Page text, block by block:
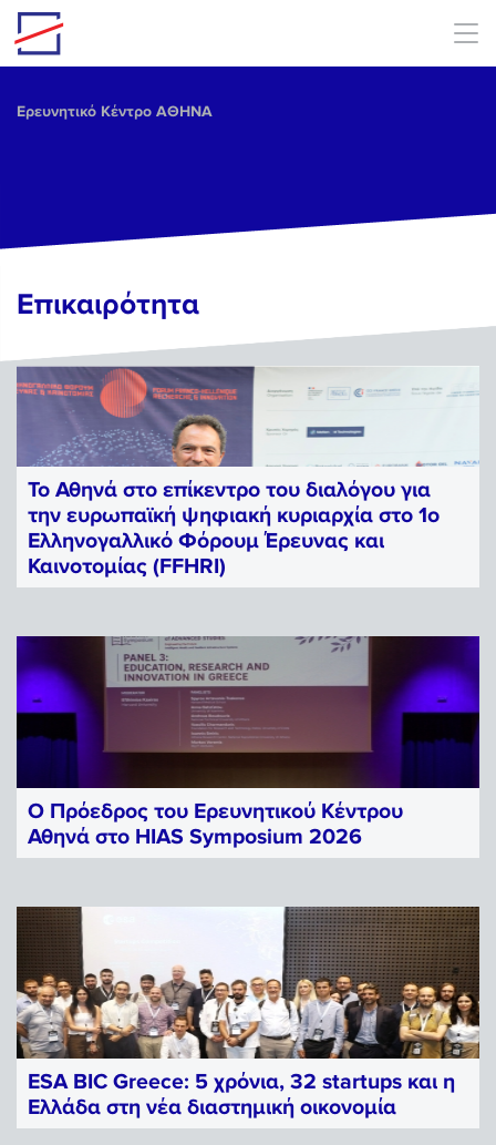
Skip to main content
Ερευνητικό Κέντρο ΑΘΗΝΑ
Επικαιρότητα
Το Αθηνά στο επίκεντρο του διαλόγου για
την ευρωπαϊκή ψηφιακή κυριαρχία στο 1ο
Ελληνογαλλικό Φόρουμ Έρευνας και
Καινοτομίας (FFHRI)
Ο Πρόεδρος του Ερευνητικού Κέντρου
Αθηνά στο HIAS Symposium 2026
ESA BIC Greece: 5 χρόνια, 32 startups και η
Ελλάδα στη νέα διαστημική οικονομία